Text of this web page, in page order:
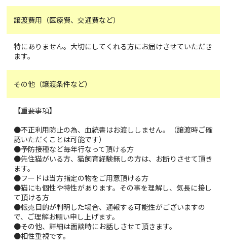
譲渡費用（医療費、交通費など）
特にありません。大切にしてくれる方にお届けさせていただき
ます。
その他（譲渡条件など）
【重要事項】
●不正利用防止の為、血統書はお渡ししません。（譲渡時ご確
認いただくことは可能です）
●予防接種など毎年行なって頂ける方
●先住猫がいる方、猫飼育経験無しの方は、お断りさせて頂き
ます。
●フードは当方指定の物をご用意頂ける方
●猫にも個性や特性があります。その事を理解し、気長に接し
て頂ける方
●転売目的が判明した場合、通報する可能性がございますの
で、ご理解お願い申し上げます。
●その他、詳細は面談時にお話しさせて頂きます。
●相性重視です。